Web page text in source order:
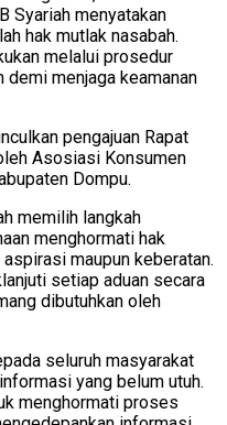
Syariah menyatakan
hak mutlak nasabah.
melalui prosedur
menjaga keamanan
pengajuan Rapat
Asosiasi Konsumen
Dompu.
memilih langkah
menghormati hak
maupun keberatan.
setiap aduan secara
dibutuhkan oleh
seluruh masyarakat
yang belum utuh.
menghormati proses